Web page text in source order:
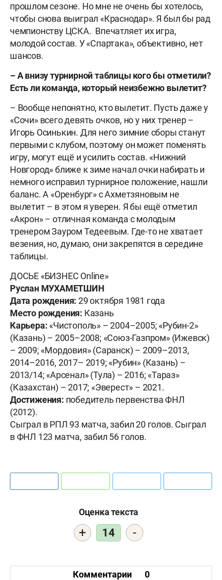
прошлом сезоне. Но мне не очень бы хотелось,
чтобы снова выиграл «Краснодар». Я был бы рад
чемпионству ЦСКА. Впечатляет их игра,
молодой состав. У «Спартака», объективно, нет
шансов.
– А внизу турнирной таблицы кого бы отметили?
Есть ли команда, который неизбежно вылетит?
– Вообще непонятно, кто вылетит. Пусть даже у
«Сочи» всего девять очков, но у них тренер –
Игорь Осинькин. Для него зимние сборы станут
первыми с клубом, поэтому он может поменять
игру, могут ещё и усилить состав. «Нижний
Новгород» ближе к зиме начал очки набирать и
немного исправил турнирное положение, нашли
баланс. А «Оренбург» с Ахметзяновым не
вылетит – в этом я уверен. Я бы ещё отметил
«Акрон» – отличная команда с молодым
тренером Зауром Тедеевым. Где-то не хватает
везения, но, думаю, они закрепятся в середине
таблицы.
ДОСЬЕ «БИЗНЕС Online»
Руслан МУХАМЕТШИН
Дата рождения: 29 октября 1981 года
Место рождения: Казань
Карьера: «Чистополь» – 2004–2005; «Рубин-2»
(Казань) – 2005–2008; «Союз-Газпром» (Ижевск)
– 2009; «Мордовия» (Саранск) – 2009–2013,
2014–2016, 2017– 2019; «Рубин» (Казань) –
2013/14; «Арсенал» (Тула) – 2016; «Тараз»
(Казахстан) – 2017; «Эверест» – 2021.
Достижения: победитель первенства ФНЛ
(2012).
Сыграл в РПЛ 93 матча, забил 20 голов. Сыграл
в ФНЛ 123 матча, забил 56 голов.
Оценка текста
+ 14 -
Комментарии 0